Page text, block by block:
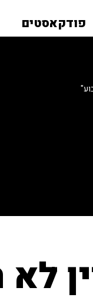
פודקאסטים
לא